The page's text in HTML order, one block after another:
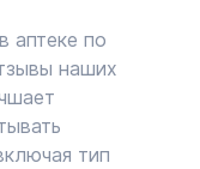
аптеке по
наших
тип